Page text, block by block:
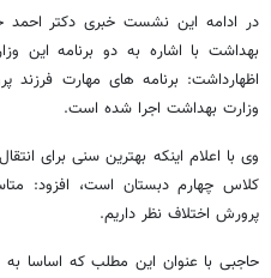
در ادامه این نشست خبری دکتر احمد
بهداشت با اشاره به دو برنامه این
وزارت بهداشت اجرا شده است.
وی با اعلام اینکه بهترین سنی برای
کلاس چهارم دبستان است، افزود:
پرورش اختلاف نظر داریم.
حاجبی با عنوان این مطلب که اساسا به